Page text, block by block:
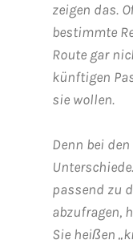
Mein Schiff
Mein Schiff
Kanaren-
Karibik-Kreuzfahrt
Ostsee-Kreuzfahrt
zeigen das.
bestimmte
Route gar
künftigen
sie wollen.
Denn bei
passend zu
abzufragen,
Sie heißen